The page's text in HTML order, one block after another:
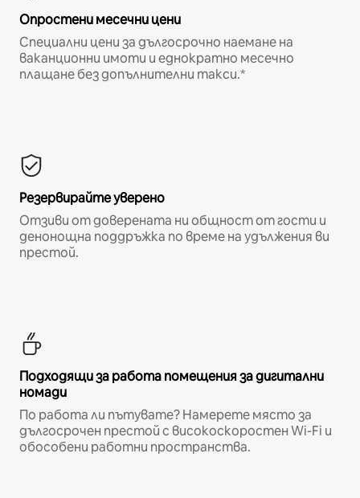
Опростени месечни цени
Специални цени за дългосрочно наемане на
ваканционни имоти и еднократно месечно
плащане без допълнителни такси.*
Резервирайте уверено
Отзиви от доверената ни общност от гости и
денонощна поддръжка по време на удължения ви
престой.
Подходящи за работа помещения за дигитални
номади
По работа ли пътувате? Намерете място за
дългосрочен престой с високоскоростен Wi-Fi и
обособени работни пространства.